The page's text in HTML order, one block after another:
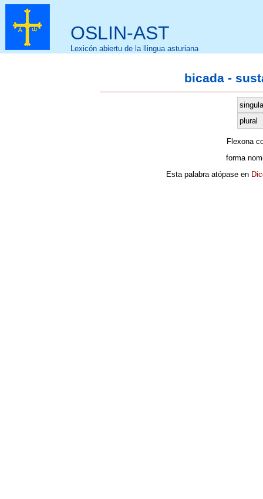
OSLIN-AST
Lexicón abiertu de la llingua asturiana
bicada -
plural
Flexona
forma
Esta palabra atópase en